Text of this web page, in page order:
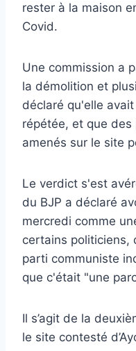
rester à la maison
Covid.
Une commission a
la démolition et
déclaré qu'elle
répétée, et que
amenés sur le site
Le verdict s'est
du BJP a déclaré
mercredi comme
certains politiciens,
parti communiste
que c'était "une
Il s’agit de la
le site contesté